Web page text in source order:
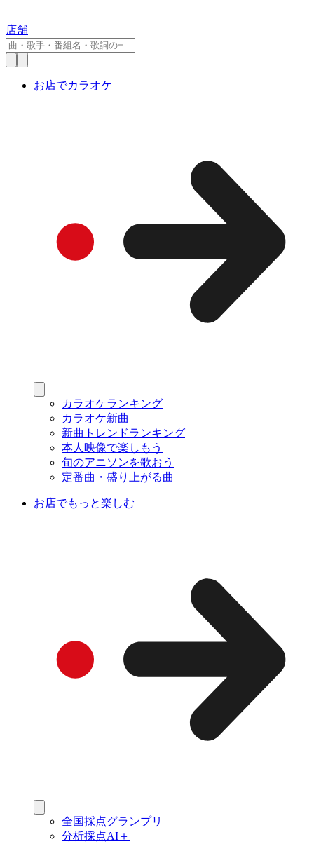
店舗
お店でカラオケ
カラオケランキング
カラオケ新曲
新曲トレンドランキング
本人映像で楽しもう
旬のアニソンを歌おう
定番曲・盛り上がる曲
お店でもっと楽しむ
全国採点グランプリ
分析採点AI＋